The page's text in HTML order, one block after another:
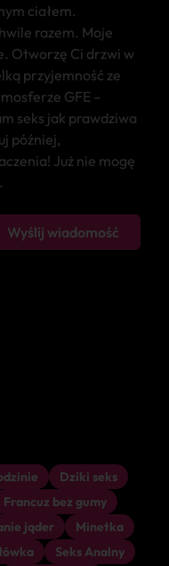
ciałem.
razem. Moje
Otworzę Ci drzwi w
przyjemność ze
GFE –
seks jak prawdziwa
później,
Już nie mogę
Wyślij wiadomość
Dziki seks
Francuz bez gumy
jąder
Minetka
Seks Analny